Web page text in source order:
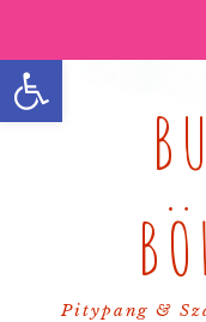
Eszköztár
Pitypang &